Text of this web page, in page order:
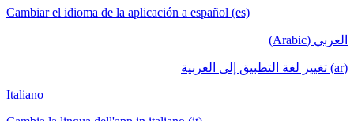
Cambiar el idioma de la aplicación a español (es)
العربي (Arabic)
(ar) تغيير لغة التطبيق إلى العربية
Italiano